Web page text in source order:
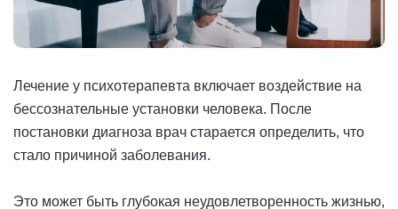
Лечение у психотерапевта включает воздействие на
бессознательные установки человека. После
постановки диагноза врач старается определить, что
стало причиной заболевания.
Это может быть глубокая неудовлетворенность жизнью,